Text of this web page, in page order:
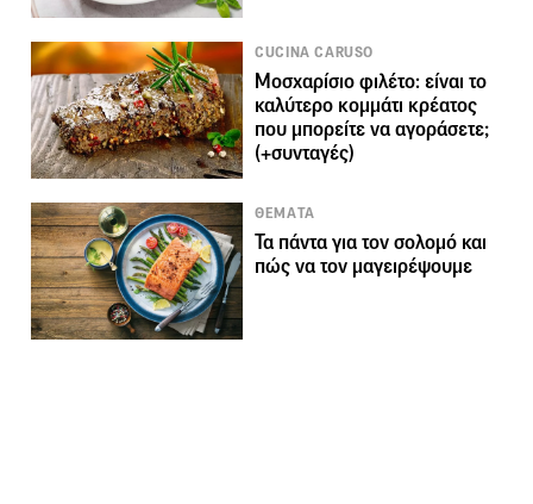
CUCINA CARUSO
Μοσχαρίσιο φιλέτο: είναι το
καλύτερο κομμάτι κρέατος
που μπορείτε να αγοράσετε;
(+συνταγές)
ΘΕΜΑΤΑ
Τα πάντα για τον σολομό και
πώς να τον μαγειρέψουμε